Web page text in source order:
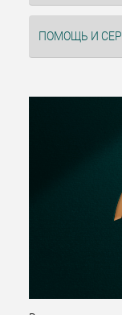
ПОМОЩЬ И